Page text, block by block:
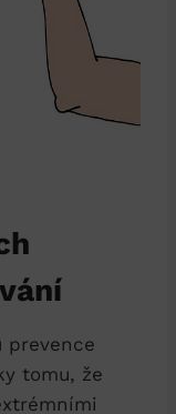
prevence
tomu, že